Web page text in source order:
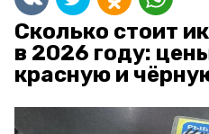
Сколько стоит
в 2026 году:
красную и